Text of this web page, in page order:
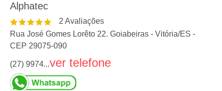
Alphatec
2 Avaliações
Rua José Gomes Lorêto 22. Goiabeiras - Vitória/ES -
CEP 29075-090
(27) 9974...ver telefone